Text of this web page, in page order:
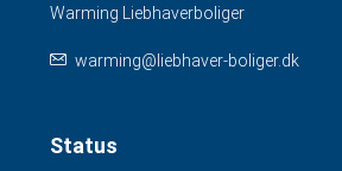
Warming Liebhaverboliger
warming@liebhaver-boliger.dk
Status